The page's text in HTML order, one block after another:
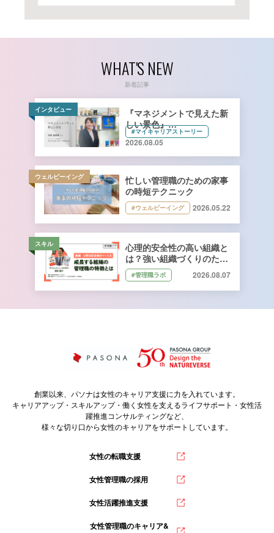
WHAT'S NEW
新着記事
インタビュー
『マネジメントで見えた新
しい景色』
キーコーヒー株式会社 管理
本部 総務人事部 人財開発
課長 寺﨑由香里さん【前
編】
#マイキャリアストーリー
2026.08.05
ウェルビーイング
忙しい管理職のための家事
の時短テクニック
#ウェルビーイング 2026.05.22
スキル
心理的安全性の高い組織と
は？強い組織づくりのため
に管理職ができること｜石
井遼介さん監修
#管理職ラボ 2026.08.07
創業以来、パソナは女性のキャリア支援に力を入れています。
キャリアアップ・スキルアップ・働く女性を支えるライフサポート・女性活
躍推進コンサルティングなど、
様々な切り口から女性のキャリアをサポートしています。
女性の転職支援
女性管理職の採用
女性活躍推進支援
女性管理職のキャリア&